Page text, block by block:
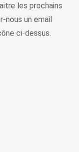
les prochains
nous un email
ci-dessus.